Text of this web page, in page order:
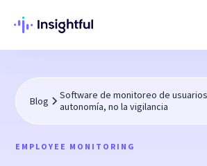
Blog
Software de monitoreo de
autonomía, no la vigilancia
EMPLOYEE MONITORING